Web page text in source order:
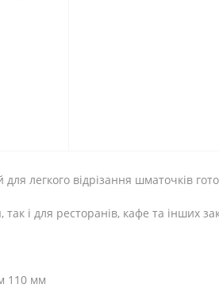
легкого відрізання шматочків
і для ресторанів, кафе та інших
110 мм